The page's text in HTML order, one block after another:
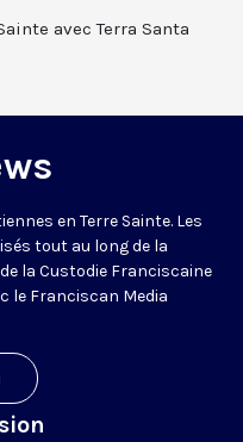
avec Terra Santa
en Terre Sainte. Les
tout au long de la
la Custodie Franciscaine
le Franciscan Media